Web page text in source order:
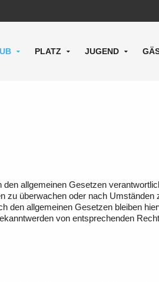
PLATZ JUGEND
allgemeinen Gesetzen
überwachen oder nach
den allgemeinen Gesetzen bleiben
von entsprechenden